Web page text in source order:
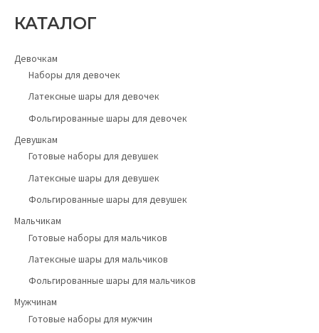
КАТАЛОГ
Девочкам
Наборы для девочек
Латексные шары для девочек
Фольгированные шары для девочек
Девушкам
Готовые наборы для девушек
Латексные шары для девушек
Фольгированные шары для девушек
Мальчикам
Готовые наборы для мальчиков
Латексные шары для мальчиков
Фольгированные шары для мальчиков
Мужчинам
Готовые наборы для мужчин